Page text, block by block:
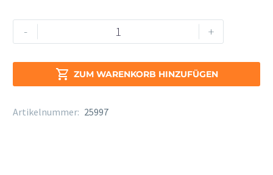
-
Wischer
LOOP
+
 ZUM WARENKORB HINZUFÜGEN
Alternative:
Artikelnummer: 25997